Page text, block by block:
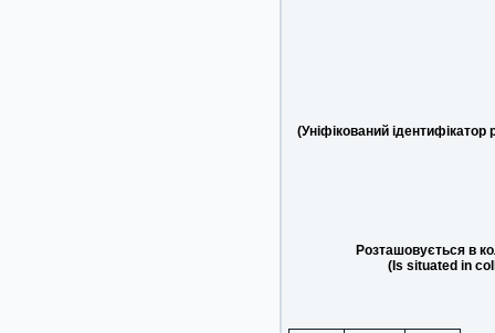
(Уніфікований ідентифікатор
Розташовується в
(Is situated in